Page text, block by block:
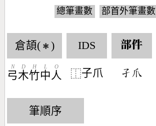
總筆畫數 部首外筆畫數
倉頡( ✱ )
弓
N
木
D
竹
H
中
L
人
O
IDS
⿰子爪
部件
󶂢󶃨
筆順序